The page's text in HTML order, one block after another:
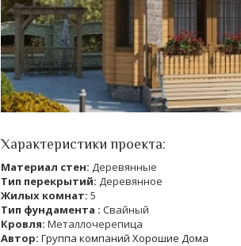
Характеристики проекта:
Материал стен: Деревянные
Тип перекрытий: Деревянное
Жилых комнат: 5
Тип фундамента : Свайный
Кровля: Металлочерепица
Автор: Группа компаний Хорошие Дома